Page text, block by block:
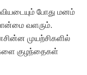
போது மனம்
வளரும்.
முயற்சிகளில்
குழந்தைகள்